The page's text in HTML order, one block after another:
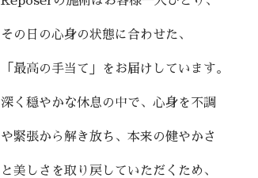
その日の心身の状態に合わせた、
「最高の手当て」をお届けしています。
深く穏やかな休息の中で、心身を不調
や緊張から解き放ち、本来の健やかさ
と美しさを取り戻していただくため、